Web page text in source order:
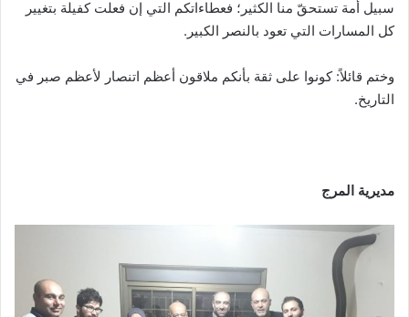
سبيل أمة تستحقّ منا الكثير؛ فعطاءاتكم التي إن فعلت كفيلة بتغيير
كل المسارات التي تعود بالنصر الكبير.
وختم قائلاً: كونوا على ثقة بأنكم ملاقون أعظم اتنصار لأعظم صبر في
التاريخ.
مديرية المرج